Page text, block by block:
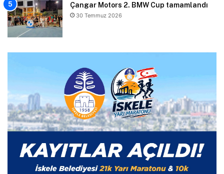
Çangar Motors 2. BMW Cup tamamlandı
30 Temmuz 2026